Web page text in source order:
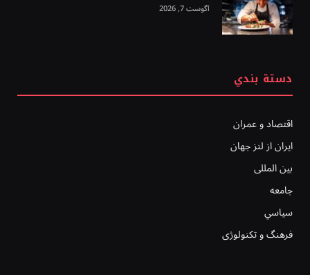
آگوست 7, 2026
دستة بندي
اقتصاد و عمران
ایران از لنز جهان
بين المللى
جامعه
سياسي
فرهنگ و تکنولوژی